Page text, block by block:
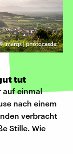
.marqs | photocasde.
tut
auf einmal
nach einem
verbracht
Stille. Wie